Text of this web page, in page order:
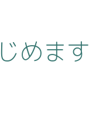
めます